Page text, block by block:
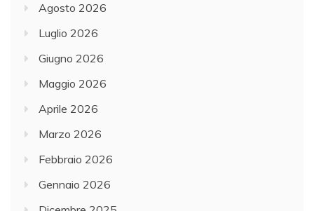
Agosto 2026
Luglio 2026
Giugno 2026
Maggio 2026
Aprile 2026
Marzo 2026
Febbraio 2026
Gennaio 2026